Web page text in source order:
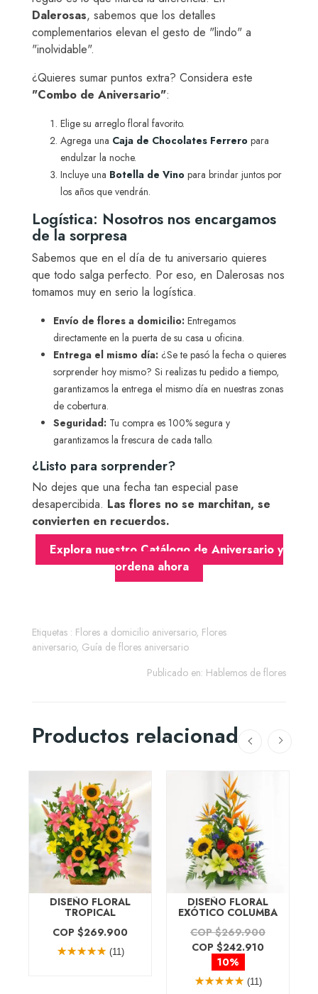
Dalerosas, sabemos que los detalles
complementarios elevan el gesto de "lindo" a
"inolvidable".
¿Quieres sumar puntos extra? Considera este
"Combo de Aniversario":
Elige su arreglo floral favorito.
Agrega una Caja de Chocolates Ferrero para
endulzar la noche.
Incluye una Botella de Vino para brindar juntos por
los años que vendrán.
Logística: Nosotros nos encargamos
de la sorpresa
Sabemos que en el día de tu aniversario quieres
que todo salga perfecto. Por eso, en Dalerosas nos
tomamos muy en serio la logística.
Envío de flores a domicilio: Entregamos
directamente en la puerta de su casa u oficina.
Entrega el mismo día: ¿Se te pasó la fecha o quieres
sorprender hoy mismo? Si realizas tu pedido a tiempo,
garantizamos la entrega el mismo día en nuestras zonas
de cobertura.
Seguridad: Tu compra es 100% segura y
garantizamos la frescura de cada tallo.
¿Listo para sorprender?
No dejes que una fecha tan especial pase
desapercibida. Las flores no se marchitan, se
convierten en recuerdos.
Explora nuestro Catálogo de Aniversario y
ordena ahora
Etiquetas : Flores a domicilio aniversario, Flores
aniversario, Guía de flores aniversario
Publicado en: Hablemos de flores
Productos relacionados
DISEÑO FLORAL
TROPICAL
COP $269.900
(11)
DISEÑO FLORAL
EXÓTICO COLUMBA
COP $269.900
COP $242.910
10%
(11)